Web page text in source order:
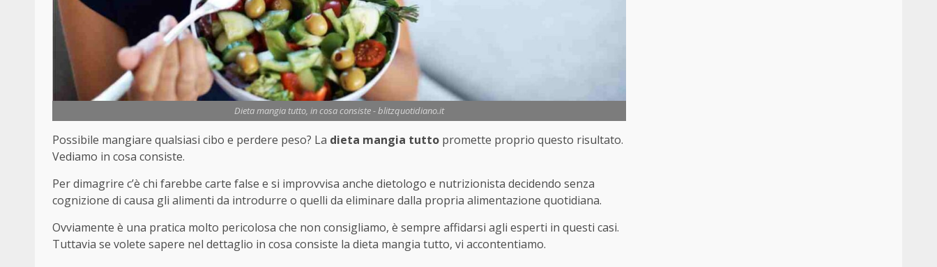
Dieta mangia tutto, in cosa consiste - blitzquotidiano.it
Possibile mangiare qualsiasi cibo e perdere peso? La dieta mangia tutto promette proprio questo risultato.
Vediamo in cosa consiste.
Per dimagrire c’è chi farebbe carte false e si improvvisa anche dietologo e nutrizionista decidendo senza
cognizione di causa gli alimenti da introdurre o quelli da eliminare dalla propria alimentazione quotidiana.
Ovviamente è una pratica molto pericolosa che non consigliamo, è sempre affidarsi agli esperti in questi casi.
Tuttavia se volete sapere nel dettaglio in cosa consiste la dieta mangia tutto, vi accontentiamo.